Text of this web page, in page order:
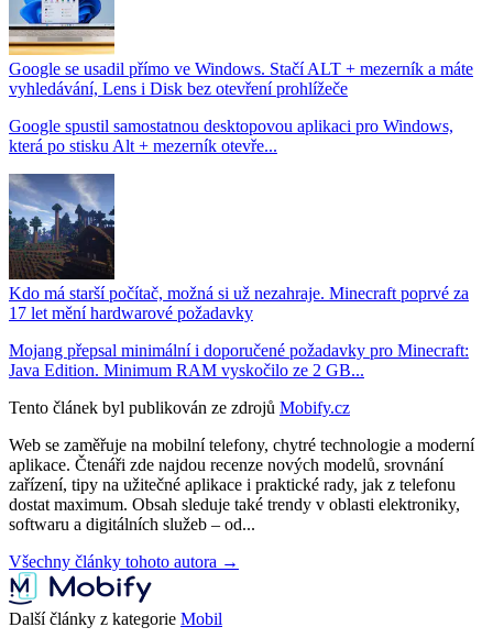
Google se usadil přímo ve Windows. Stačí ALT + mezerník a máte
vyhledávání, Lens i Disk bez otevření prohlížeče
Google spustil samostatnou desktopovou aplikaci pro Windows,
která po stisku Alt + mezerník otevře...
Kdo má starší počítač, možná si už nezahraje. Minecraft poprvé za
17 let mění hardwarové požadavky
Mojang přepsal minimální i doporučené požadavky pro Minecraft:
Java Edition. Minimum RAM vyskočilo ze 2 GB...
Tento článek byl publikován ze zdrojů Mobify.cz
Web se zaměřuje na mobilní telefony, chytré technologie a moderní
aplikace. Čtenáři zde najdou recenze nových modelů, srovnání
zařízení, tipy na užitečné aplikace i praktické rady, jak z telefonu
dostat maximum. Obsah sleduje také trendy v oblasti elektroniky,
softwaru a digitálních služeb – od...
Všechny články tohoto autora →
Další články z kategorie Mobil